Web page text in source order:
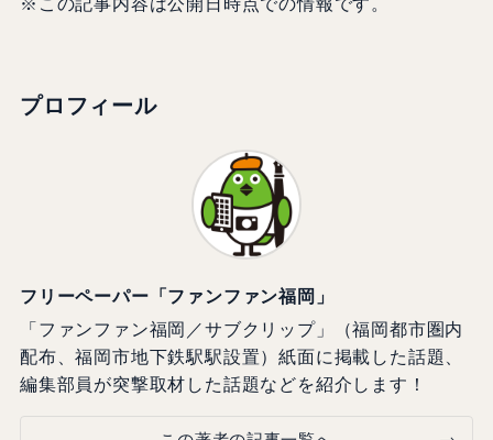
プロフィール
フリーペーパー「ファンファン福岡」
「ファンファン福岡／サブクリップ」（福岡都市圏内
配布、福岡市地下鉄駅駅設置）紙面に掲載した話題、
編集部員が突撃取材した話題などを紹介します！